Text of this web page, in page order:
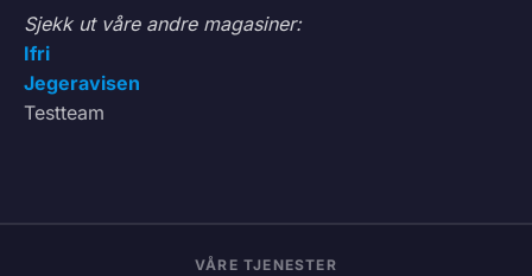
Sjekk ut våre andre magasiner:
Ifri
Jegeravisen
Testteam
VÅRE TJENESTER